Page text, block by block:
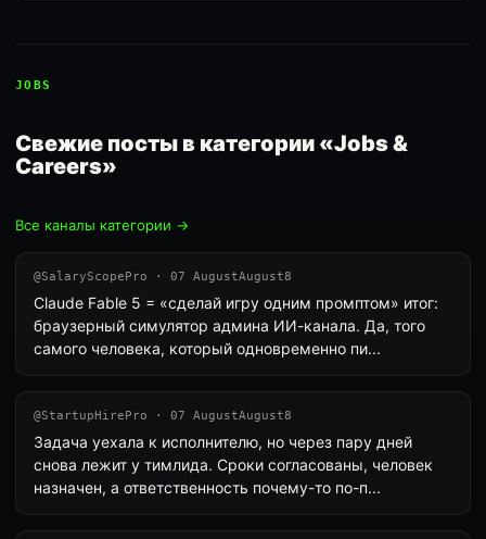
JOBS
Свежие посты в категории «Jobs &
Careers»
Все каналы категории →
@SalaryScopePro · 07 AugustAugust8
Claude Fable 5 = «сделай игру одним промптом» итог:
браузерный симулятор админа ИИ-канала. Да, того
самого человека, который одновременно пи...
@StartupHirePro · 07 AugustAugust8
Задача уехала к исполнителю, но через пару дней
снова лежит у тимлида. Сроки согласованы, человек
назначен, а ответственность почему-то по-п...